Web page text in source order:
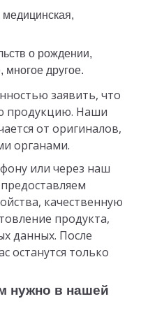
многое другое.
заявить, что
продукцию. Наши
от оригиналов,
органами.
или через наш
качественную
продукта,
данных. После
останутся только
нужно в нашей